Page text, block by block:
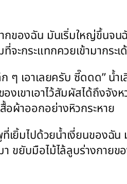
กของฉัน มันเริ่มใหญ่ขึ้นจ
จะกระแทกควยเข้ามาก
เอาเลยครับ ซี๊ดดด” น้
เขาเอาไว้สัมผัสได้ถึงจั
อผ้าออกอย่างหิวกระหาย
ที่เยิ้มไปด้วยน้ำเงี่ยนของ
ขยับมือไม้ไล้ลูบร่างกาย